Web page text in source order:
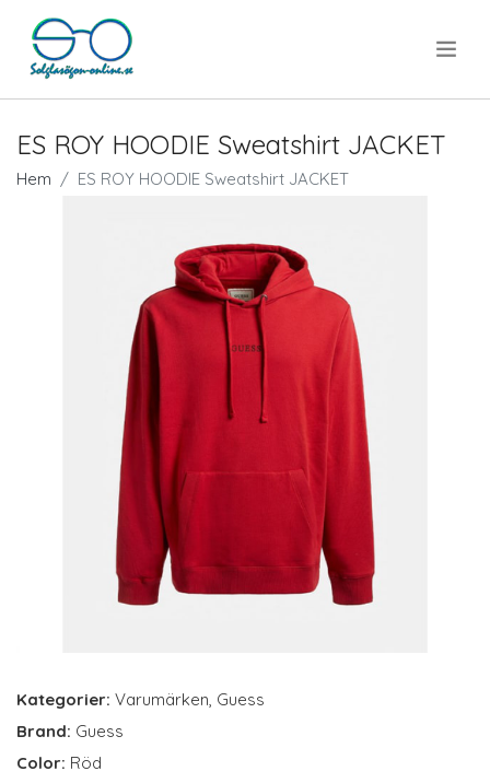
ES ROY HOODIE Sweatshirt JACKET
Hem ES ROY HOODIE Sweatshirt JACKET
Kategorier: Varumärken, Guess
Brand: Guess
Color: Röd